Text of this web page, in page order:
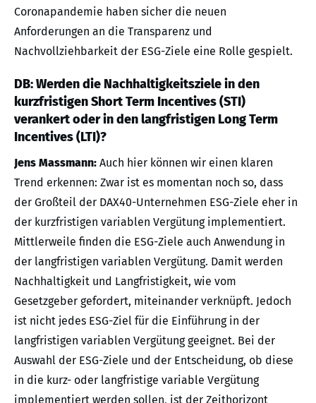
Coronapandemie haben sicher die neuen
Anforderungen an die Transparenz und
Nachvollziehbarkeit der ESG-Ziele eine Rolle gespielt.
DB: Werden die Nachhaltigkeitsziele in den
kurzfristigen Short Term Incentives (STI)
verankert oder in den langfristigen Long Term
Incentives (LTI)?
Jens Massmann: Auch hier können wir einen klaren
Trend erkennen: Zwar ist es momentan noch so, dass
der Großteil der DAX40-Unternehmen ESG-Ziele eher in
der kurzfristigen variablen Vergütung implementiert.
Mittlerweile finden die ESG-Ziele auch Anwendung in
der langfristigen variablen Vergütung. Damit werden
Nachhaltigkeit und Langfristigkeit, wie vom
Gesetzgeber gefordert, miteinander verknüpft. Jedoch
ist nicht jedes ESG-Ziel für die Einführung in der
langfristigen variablen Vergütung geeignet. Bei der
Auswahl der ESG-Ziele und der Entscheidung, ob diese
in die kurz- oder langfristige variable Vergütung
implementiert werden sollen, ist der Zeithorizont